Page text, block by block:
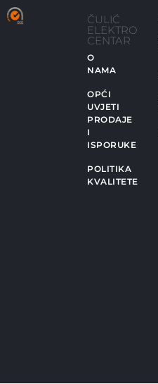
ČULIĆ
ELEKTRO
CENTAR
O
NAMA
OPĆI
UVJETI
PRODAJE
I
ISPORUKE
POLITIKA
KVALITETE